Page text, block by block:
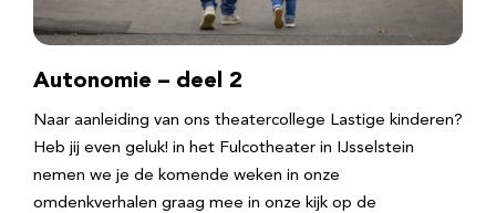
Autonomie – deel 2
Naar aanleiding van ons theatercollege Lastige kinderen?
Heb jij even geluk! in het Fulcotheater in IJsselstein
nemen we je de komende weken in onze
omdenkverhalen graag mee in onze kijk op de